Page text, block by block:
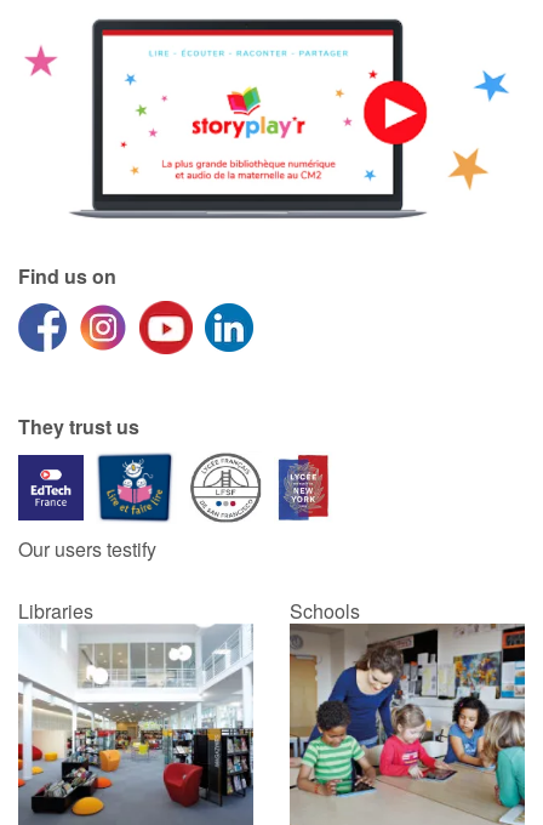
Find us on
They trust us
Our users testify
Libraries Schools